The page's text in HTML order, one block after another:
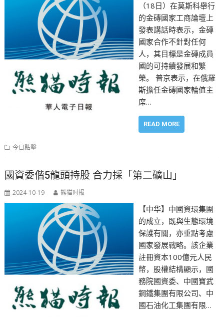
（18日）在莫斯科舉行
的金磚國家工商論壇上
發表講話時表示，金磚
國家合作不針對任何
人，其目標是金磚成員
國的可持續發展和繁
榮。 普京表示，在俄羅
斯擔任金磚國家輪值主
席…
READ MORE
今日點擊
國資委偕5龍頭持股 合力採「第二礦山」
2024-10-19 熊猫时报
【中华】中國資環集團
的成立，既與生態環境
保護有關，亦重點考慮
國家發展戰略。該企業
註冊資本100億元人民
幣，股權結構顯示，國
務院國資委、中國寶武
鋼鐵集團有限公司、中
國石油化工集團有限…